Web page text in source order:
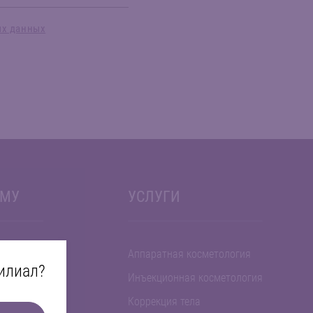
УСЛУГИ
Аппаратная косметология
Инъекционная косметология
Коррекция тела